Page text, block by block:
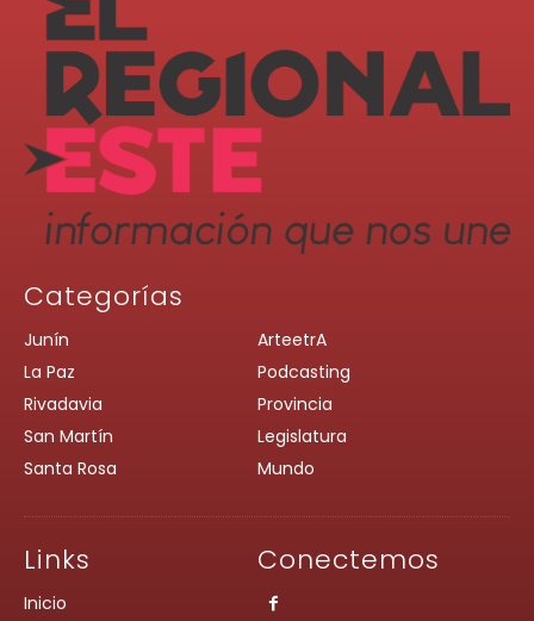
Categorías
Junín
La Paz
Rivadavia
San Martín
Santa Rosa
ArteetrA
Podcasting
Provincia
Legislatura
Mundo
Links
Inicio
Conectemos